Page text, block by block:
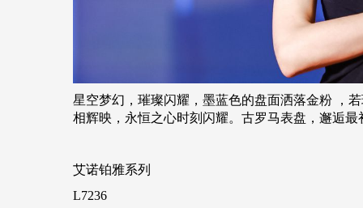
星空梦幻，璀璨闪耀，墨蓝色的盘面洒落金粉
，
相辉映，永恒之心时刻闪耀。古罗马表盘，邂逅
艾诺铂雅系列
L7236